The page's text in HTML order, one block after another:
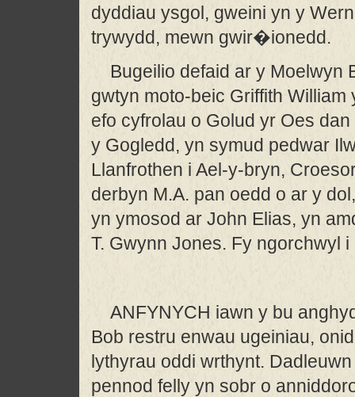
dyddiau ysgol, gweini yn y
trywydd, mewn gwir�ionedd.
Bugeilio defaid ar y Moelwyn
gwtyn moto-beic Griffith
efo cyfrolau o Golud yr Oes
y Gogledd, yn symud pedwar
Llanfrothen i Ael-y-bryn,
derbyn M.A. pan oedd o ar y
yn ymosod ar John Elias, yn
T. Gwynn Jones. Fy ngorchwyl
ANFYNYCH iawn y bu
Bob restru enwau ugeiniau,
lythyrau oddi wrthynt.
pennod felly yn sobr o